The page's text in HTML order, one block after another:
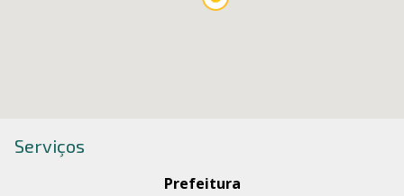
Serviços
Prefeitura